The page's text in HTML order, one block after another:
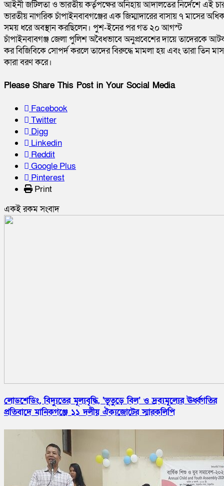
আইনী জটিলতা ও ভারতীয় কর্তৃপক্ষের অনিহায় আদালতের নির্দেশে এই
ভারতীয় নাগরিক চাঁপাইনবাবগঞ্জের এক জিম্মাদারের বাসায় ৭ মাসের
সময় ধরে অবস্থান করছিলেন। পুশ-ইনের পর গত ২০ আগস্ট
চাঁপাইনবাবগঞ্জ জেলা পুলিশ অবৈধভাবে অনুপ্রবেশের দায়ে তাদেরকে
কর বিজিবিকে সোপর্দ করলে তাদের বিরুদ্ধে মামলা হয় এবং তারা তিন মাস
কারা বরণ করে।
Please Share This Post in Your Social Media
Facebook
Twitter
Digg
Linkedin
Reddit
Google Plus
Pinterest
Print
একই রকম সংবাদ
লোডশেডিং, বিদ্যুতের মূল্যবৃদ্ধি, ‘ভূতুড়ে বিল’ ও দ্রব্যমূল্যের ঊর্ধ্বগতির
প্রতিবাদে মানিকগঞ্জে ১১ দলীয় ঐক্যজোটের স্মারকলিপি